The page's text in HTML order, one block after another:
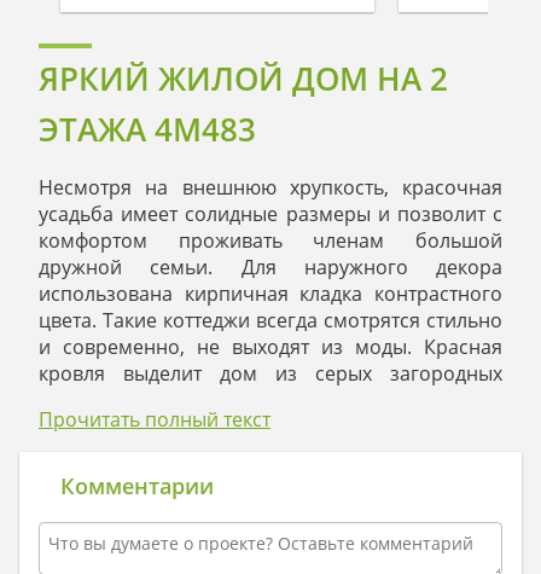
ЯРКИЙ ЖИЛОЙ ДОМ НА 2
ЭТАЖА 4M483
Несмотря на внешнюю хрупкость, красочная
усадьба имеет солидные размеры и позволит с
комфортом проживать членам большой
дружной семьи. Для наружного декора
использована кирпичная кладка контрастного
цвета. Такие коттеджи всегда смотрятся стильно
и современно, не выходят из моды. Красная
кровля выделит дом из серых загородных
дорожками и яркими цветами станет
подчеркнет его совершенство.
Первый этаж включает множество помещений
самого разного назначения. Встроенный гараж
позволяет с комфортом разместить одну
Прочитать полный текст
Комментарии